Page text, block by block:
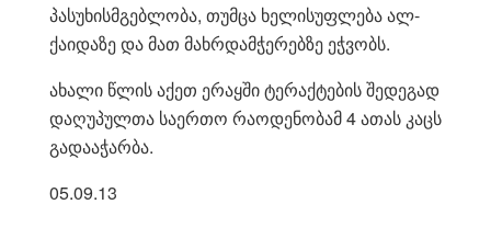
პასუხისმგებლობა, თუმცა ხელისუფლება ალ-
ქაიდაზე და მათ მახრდამჭერებზე ეჭვობს.
ახალი წლის აქეთ ერაყში ტერაქტების შედეგად
დაღუპულთა საერთო რაოდენობამ 4 ათას კაცს
გადააჭარბა.
05.09.13